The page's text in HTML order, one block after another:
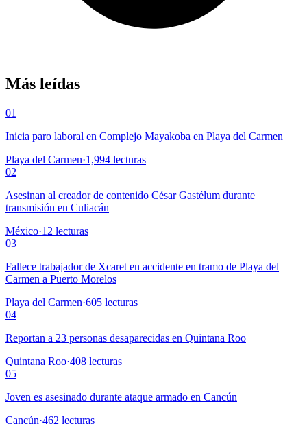
Más leídas
01
Inicia paro laboral en Complejo Mayakoba en Playa del Carmen
Playa del Carmen·1,994 lecturas
02
Asesinan al creador de contenido César Gastélum durante
transmisión en Culiacán
México·12 lecturas
03
Fallece trabajador de Xcaret en accidente en tramo de Playa del
Carmen a Puerto Morelos
Playa del Carmen·605 lecturas
04
Reportan a 23 personas desaparecidas en Quintana Roo
Quintana Roo·408 lecturas
05
Joven es asesinado durante ataque armado en Cancún
Cancún·462 lecturas